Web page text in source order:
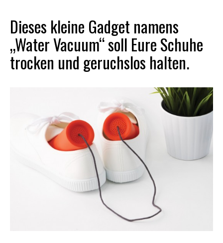
Dieses kleine Gadget namens
„Water Vacuum“ soll Eure Schuhe
trocken und geruchslos halten.